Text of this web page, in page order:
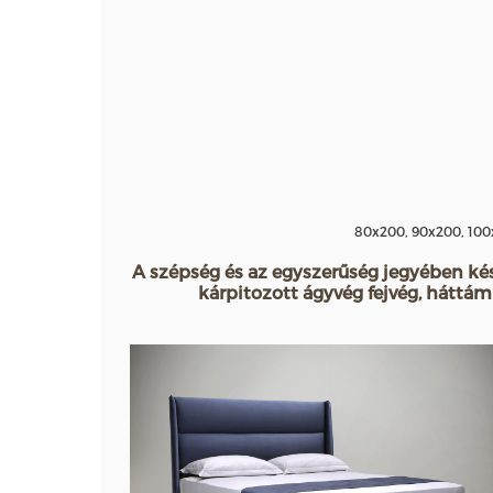
80x200, 90x200,
A szépség és az egyszerűség jegyében
kárpitozott ágyvég fejvég,